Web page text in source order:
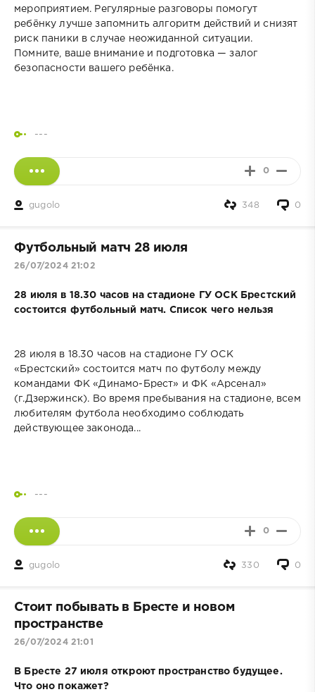
мероприятием. Регулярные разговоры помогут
ребёнку лучше запомнить алгоритм действий и снизят
риск паники в случае неожиданной ситуации.
Помните, ваше внимание и подготовка — залог
безопасности вашего ребёнка.
---
0
gugolo 0
348
Футбольный матч 28 июля
26/07/2024 21:02
28 июля в 18.30 часов на стадионе ГУ ОСК Брестский
состоится футбольный матч. Список чего нельзя
28 июля в 18.30 часов на стадионе ГУ ОСК
«Брестский» состоится матч по футболу между
командами ФК «Динамо-Брест» и ФК «Арсенал»
(г.Дзержинск). Во время пребывания на стадионе, всем
любителям футбола необходимо соблюдать
действующее законода...
---
0
gugolo 0
330
Стоит побывать в Бресте и новом
пространстве
26/07/2024 21:01
В Бресте 27 июля откроют пространство будущее.
Что оно покажет?